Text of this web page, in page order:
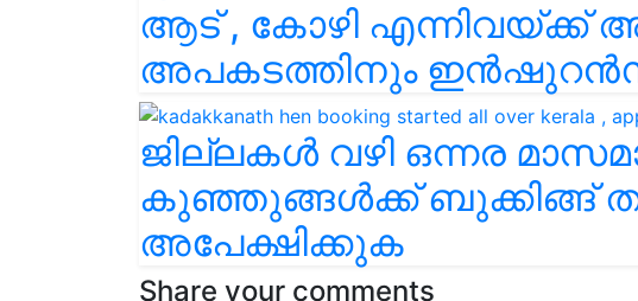
ആട് , കോഴി എന്നിവയ്ക്ക്
അപകടത്തിനും
ജില്ലകൾ വഴി ഒന്നര
കുഞ്ഞുങ്ങൾക്ക് ബുക്കിങ്ങ്
അപേക്ഷിക്കുക
Share your comments